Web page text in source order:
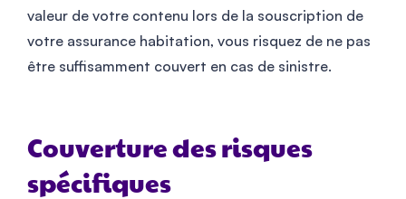
valeur de votre contenu lors de la souscription de
votre assurance habitation, vous risquez de ne pas
être suffisamment couvert en cas de sinistre.
Couverture des risques
spécifiques